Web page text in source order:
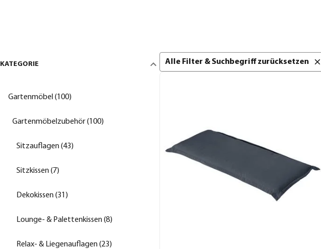
KATEGORIE
Gartenmöbel (100)
Gartenmöbelzubehör (100)
Sitzauflagen (43)
Sitzkissen (7)
Dekokissen (31)
Lounge- & Palettenkissen (8)
Relax- & Liegenauflagen (23)
Alle Filter & Suchbegriff zurücksetzen